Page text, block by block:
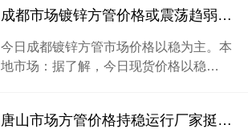
成都市场镀锌方管价格或震荡趋弱厂家心态不一
今日成都镀锌方管市场价格以稳为主。本
地市场：据了解，今日现货价格以稳…
唐山市场方管价格持稳运行厂家挺价意愿强烈